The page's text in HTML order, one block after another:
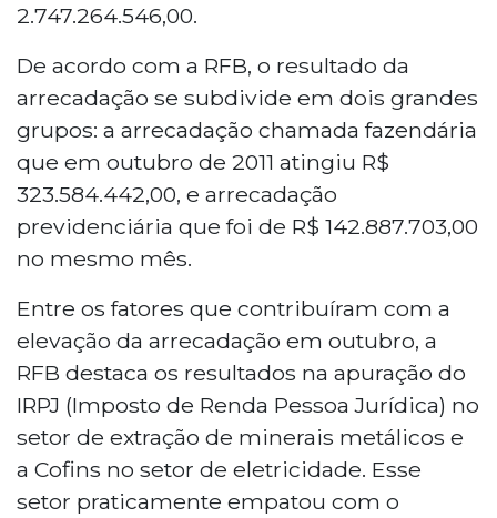
2.747.264.546,00.
De acordo com a RFB, o resultado da
arrecadação se subdivide em dois grandes
grupos: a arrecadação chamada fazendária
que em outubro de 2011 atingiu R$
323.584.442,00, e arrecadação
previdenciária que foi de R$ 142.887.703,00
no mesmo mês.
Entre os fatores que contribuíram com a
elevação da arrecadação em outubro, a
RFB destaca os resultados na apuração do
IRPJ (Imposto de Renda Pessoa Jurídica) no
setor de extração de minerais metálicos e
a Cofins no setor de eletricidade. Esse
setor praticamente empatou com o